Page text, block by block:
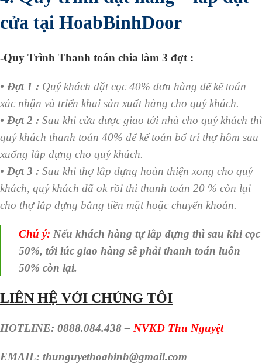
cửa tại HoabBinhDoor
-Quy Trình Thanh toán chia làm 3 đợt :
• Đợt 1 : Quý khách đặt cọc 40% đơn hàng để kế toán
xác nhận và triển khai sản xuất hàng cho quý khách.
• Đợt 2 : Sau khi cửa được giao tới nhà cho quý khách thì
quý khách thanh toán 40% để kế toán bố trí thợ hôm sau
xuống lắp dựng cho quý khách.
• Đợt 3 : Sau khi thợ lắp dựng hoàn thiện xong cho quý
khách, quý khách đã ok rồi thì thanh toán 20 % còn lại
cho thợ lắp dựng bằng tiền mặt hoặc chuyển khoản.
Chú ý: Nếu khách hàng tự lắp dựng thì sau khi cọc
50%, tới lúc giao hàng sẽ phải thanh toán luôn
50% còn lại.
LIÊN HỆ VỚI CHÚNG TÔI
HOTLINE: 0888.084.438 – NVKD Thu Nguyệt
EMAIL: thunguyethoabinh@gmail.com